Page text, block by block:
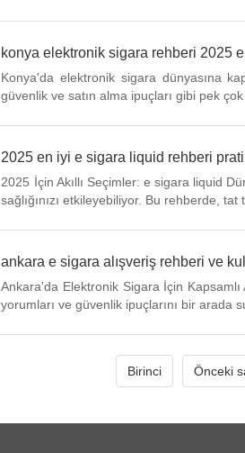
konya elektronik sigara rehberi 2025
Konya'da elektronik sigara dünyasına
güvenlik ve satın alma ipuçları gibi pek
2025 en iyi e sigara liquid rehberi
2025 İçin Akıllı Seçimler: e sigara liquid
sağlığınızı etkileyebiliyor. Bu rehberde,
ankara e sigara alışveriş rehberi ve
Ankara'da Elektronik Sigara İçin
yorumları ve güvenlik ipuçlarını bir arada
Birinci Önceki